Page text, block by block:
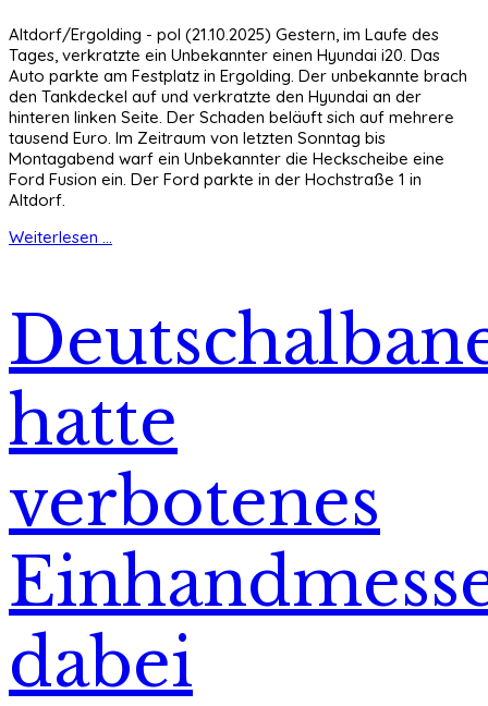
Altdorf/Ergolding - pol (21.10.2025) Gestern, im Laufe des
Tages, verkratzte ein Unbekannter einen Hyundai i20. Das
Auto parkte am Festplatz in Ergolding. Der unbekannte brach
den Tankdeckel auf und verkratzte den Hyundai an der
hinteren linken Seite. Der Schaden beläuft sich auf mehrere
tausend Euro. Im Zeitraum von letzten Sonntag bis
Montagabend warf ein Unbekannter die Heckscheibe eine
Ford Fusion ein. Der Ford parkte in der Hochstraße 1 in
Altdorf.
Weiterlesen ...
hatte
verbotenes
dabei